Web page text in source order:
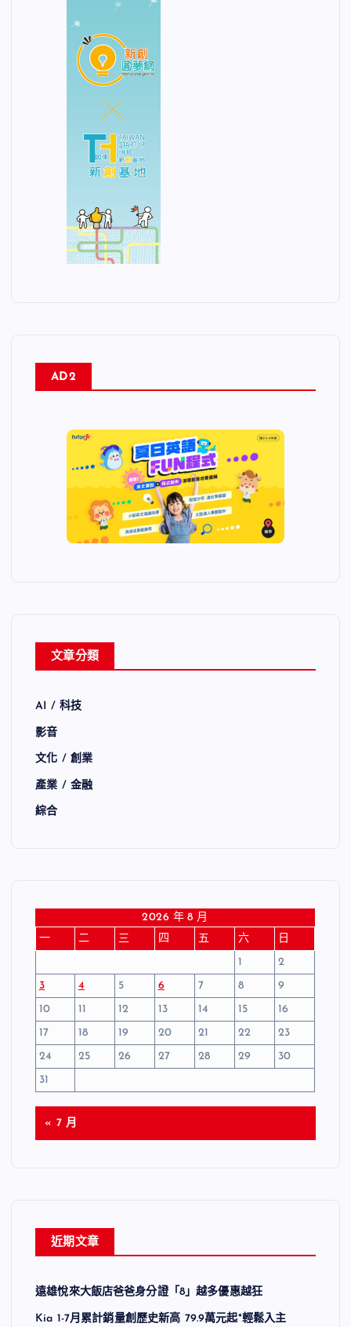
AD2
文章分類
AI / 科技
影音
文化 / 創業
產業 / 金融
綜合
2026 年 8 月
一
二 三 四 五 六
日
1
2
3
4 5 6 7 8
9
10
11 12 13 14 15
16
17
18 19 20 21 22
23
24
25 26 27 28 29
30
31
« 7 月
近期文章
遠雄悅來大飯店爸爸身分證「8」越多優惠越狂
Kia 1-7月累計銷量創歷史新高 79.9萬元起*輕鬆入主